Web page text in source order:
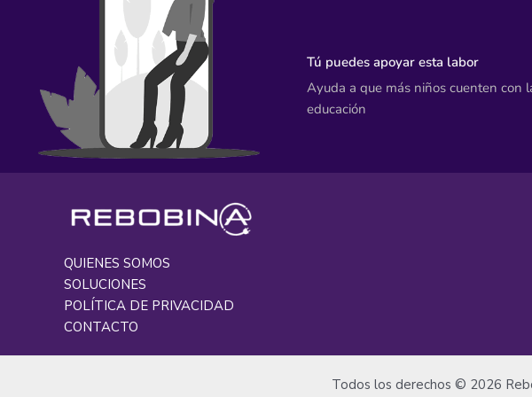
Tú puedes apoyar esta labor
Ayuda a que más niños cuenten con
educación
QUIENES SOMOS
SOLUCIONES
POLÍTICA DE PRIVACIDAD
CONTACTO
Todos los derechos © 2026